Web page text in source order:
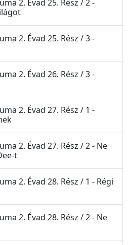
2. Évad 25. Rész / 2 -
2. Évad 25. Rész / 3 -
2. Évad 26. Rész / 3 -
2. Évad 27. Rész / 1 -
2. Évad 27. Rész / 2 - Ne
t
2. Évad 28. Rész / 1 - Régi
2. Évad 28. Rész / 2 - Ne